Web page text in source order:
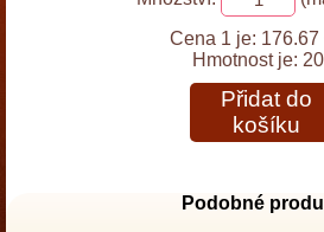
Cena 1 je: 176.67
Hmotnost je:
Přidat do
košíku
Podobné